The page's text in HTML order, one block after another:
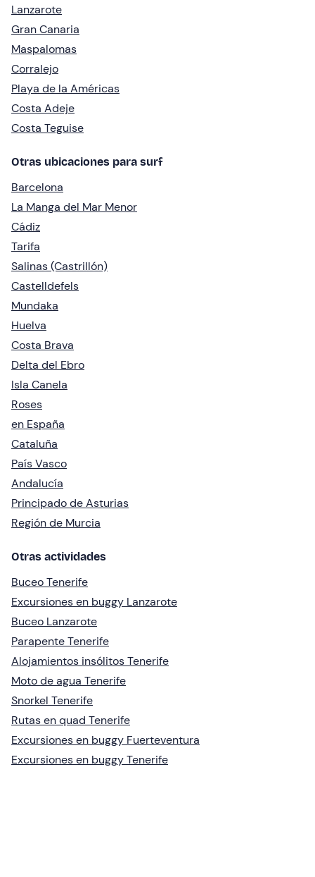
Lanzarote
Gran Canaria
Maspalomas
Corralejo
Playa de la Américas
Costa Adeje
Costa Teguise
Otras ubicaciones para surf
Barcelona
La Manga del Mar Menor
Cádiz
Tarifa
Salinas (Castrillón)
Castelldefels
Mundaka
Huelva
Costa Brava
Delta del Ebro
Isla Canela
Roses
en España
Cataluña
País Vasco
Andalucía
Principado de Asturias
Región de Murcia
Otras actividades
Buceo Tenerife
Excursiones en buggy Lanzarote
Buceo Lanzarote
Parapente Tenerife
Alojamientos insólitos Tenerife
Moto de agua Tenerife
Snorkel Tenerife
Rutas en quad Tenerife
Excursiones en buggy Fuerteventura
Excursiones en buggy Tenerife